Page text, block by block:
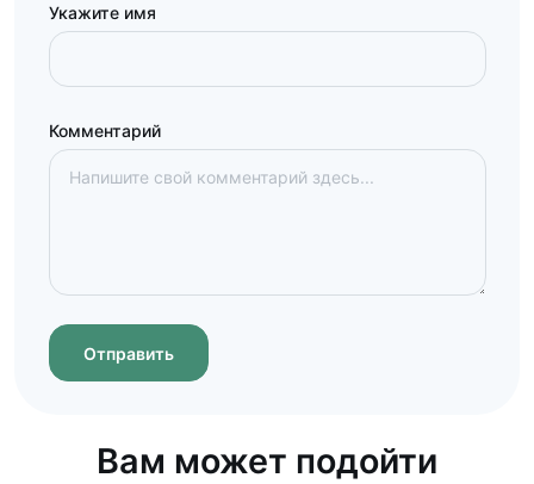
Укажите имя
Комментарий
Отправить
Вам может подойти